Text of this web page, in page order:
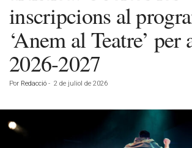
inscripcions al
‘Anem al Teatre’ per
2026-2027
Por Redacció - 2 de juliol de 2026